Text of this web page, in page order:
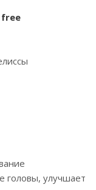
free
головы, улучшает